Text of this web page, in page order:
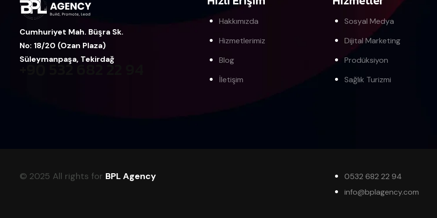
Cumhuriyet Mah. Büşra Sk.
No: 18/20 (Ozan Plaza)
Süleymanpaşa, Tekirdağ
+90 532 682 22 94
Hakkımızda
Hizmetlerimiz
Blog
İletişim
Sosyal Medya
Dijital Marketing
Prodüksiyon
Sağlık Turizmi
© 2025 All rights for BPL Agency
0532 682 22 94
info@bplagency.com